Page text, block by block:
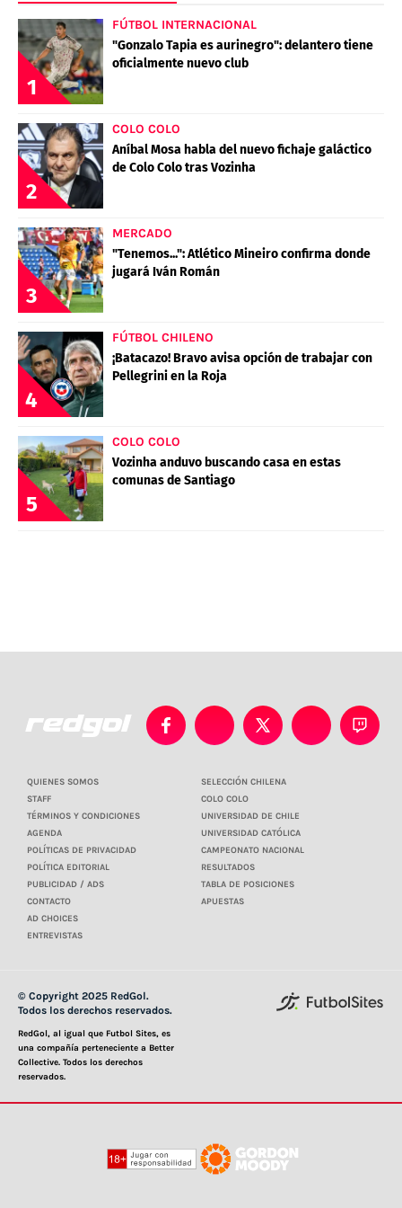
1
FÚTBOL INTERNACIONAL
"Gonzalo Tapia es aurinegro": delantero tiene
oficialmente nuevo club
2
COLO COLO
Aníbal Mosa habla del nuevo fichaje galáctico
de Colo Colo tras Vozinha
3
MERCADO
"Tenemos...": Atlético Mineiro confirma donde
jugará Iván Román
4
FÚTBOL CHILENO
¡Batacazo! Bravo avisa opción de trabajar con
Pellegrini en la Roja
5
COLO COLO
Vozinha anduvo buscando casa en estas
comunas de Santiago
QUIENES SOMOS
STAFF
TÉRMINOS Y CONDICIONES
AGENDA
POLÍTICAS DE PRIVACIDAD
POLÍTICA EDITORIAL
PUBLICIDAD / ADS
CONTACTO
AD CHOICES
ENTREVISTAS
SELECCIÓN CHILENA
COLO COLO
UNIVERSIDAD DE CHILE
UNIVERSIDAD CATÓLICA
CAMPEONATO NACIONAL
RESULTADOS
TABLA DE POSICIONES
APUESTAS
© Copyright 2025 RedGol.
Todos los derechos reservados.
RedGol, al igual que Futbol Sites, es
una compañía perteneciente a Better
Collective. Todos los derechos
reservados.